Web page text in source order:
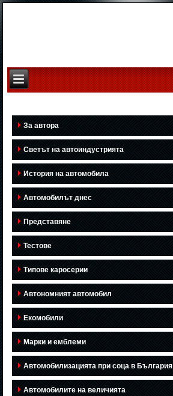
За автора
Светът на автоиндустрията
История на автомобила
Автомобилът днес
Представяне
Тестове
Типове каросерии
Автономният автомобил
Екомобили
Марки и емблеми
Автомобилизацията при соца в България
Автомобилите на величията